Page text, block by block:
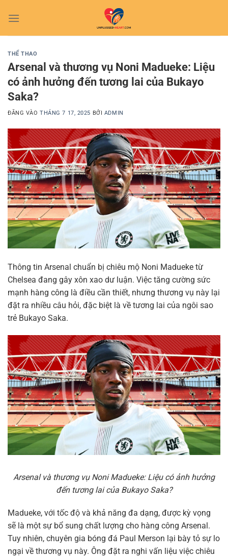
qua
THỂ THAO
Arsenal và thương vụ Noni Madueke: Liệu
có ảnh hưởng đến tương lai của Bukayo
Saka?
ĐĂNG VÀOTHÁNG 7 17, 2025 BỞI ADMIN
Thông tin Arsenal chuẩn bị chiêu mộ Noni Madueke từ
Chelsea đang gây xôn xao dư luận. Việc tăng cường sức
mạnh hàng công là điều cần thiết, nhưng thương vụ này lại
đặt ra nhiều câu hỏi, đặc biệt là về tương lai của ngôi sao
trẻ Bukayo Saka.
Arsenal và thương vụ Noni Madueke: Liệu có ảnh hưởng
đến tương lai của Bukayo Saka?
Madueke, với tốc độ và khả năng đa dạng, được kỳ vọng
sẽ là một sự bổ sung chất lượng cho hàng công Arsenal.
Tuy nhiên, chuyên gia bóng đá Paul Merson lại bày tỏ sự lo
ngại về thương vụ này. Ông đặt ra nghi vấn liệu việc chiêu